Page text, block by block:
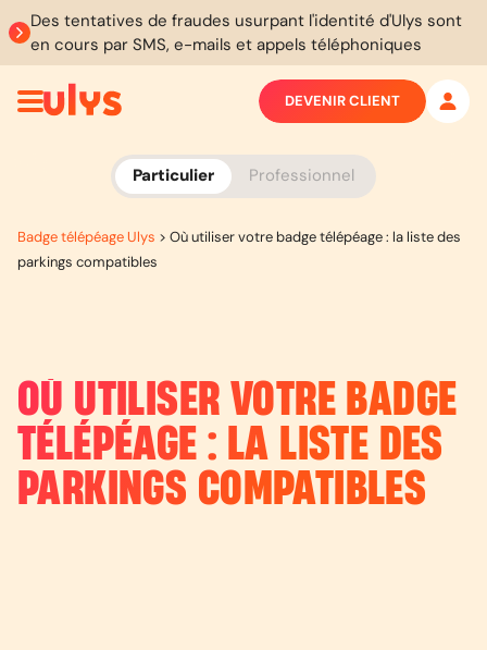
Des tentatives de fraudes usurpant l'identité d'Ulys sont
en cours par SMS, e-mails et appels téléphoniques
Particulier Professionnel
DEVENIR CLIENT
Badge télépéage Ulys > Où utiliser votre badge télépéage : la liste des
parkings compatibles
OÙ UTILISER VOTRE BADGE
TÉLÉPÉAGE : LA LISTE DES
PARKINGS COMPATIBLES